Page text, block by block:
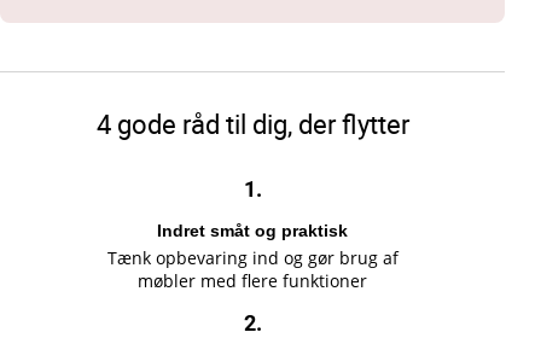
4 gode råd til dig, der flytter
1.
Indret småt og praktisk
Tænk opbevaring ind og gør brug af
møbler med flere funktioner
2.